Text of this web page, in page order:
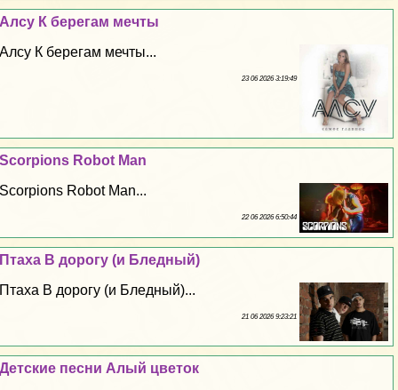
Алсу К берегам мечты
Алсу К берегам мечты...
23 06 2026 3:19:49
Scorpions Robot Man
Scorpions Robot Man...
22 06 2026 6:50:44
Птаха В дорогу (и Бледный)
Птаха В дорогу (и Бледный)...
21 06 2026 9:23:21
Детские песни Алый цветок